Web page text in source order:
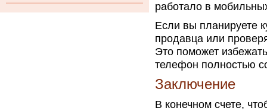
работало в
Если вы планируете
продавца или
Это поможет
телефон полностью
Заключение
В конечном счете,